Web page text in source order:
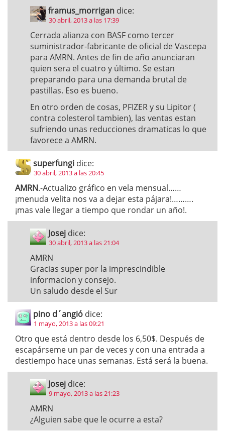
framus_morrigan dice:
30 abril, 2013 a las 17:39
Cerrada alianza con BASF como tercer
suministrador-fabricante de oficial de Vascepa
para AMRN. Antes de fin de año anunciaran
quien sera el cuatro y último. Se estan
preparando para una demanda brutal de
pastillas. Eso es bueno.
En otro orden de cosas, PFIZER y su Lipitor (
contra colesterol tambien), las ventas estan
sufriendo unas reducciones dramaticas lo que
favorece a AMRN.
superfungi dice:
30 abril, 2013 a las 20:45
AMRN.-Actualizo gráfico en vela mensual……
¡menuda velita nos va a dejar esta pájara!……….
¡mas vale llegar a tiempo que rondar un año!.
Josej dice:
30 abril, 2013 a las 21:04
AMRN
Gracias super por la imprescindible
informacion y consejo.
Un saludo desde el Sur
pino d´angió dice:
1 mayo, 2013 a las 09:21
Otro que está dentro desde los 6,50$. Después de
escapárseme un par de veces y con una entrada a
destiempo hace unas semanas. Está será la buena.
Josej dice:
9 mayo, 2013 a las 21:23
AMRN
¿Alguien sabe que le ocurre a esta?